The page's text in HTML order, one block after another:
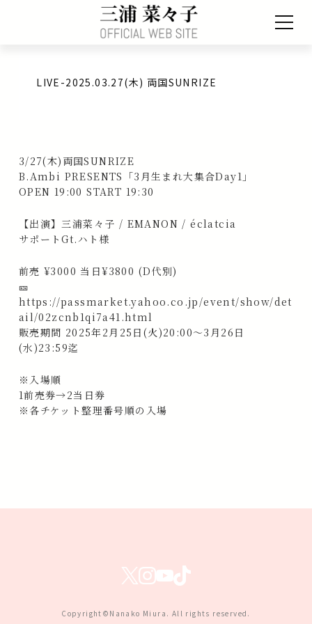
LIVE-2025.03.27(木) 両国SUNRIZE
3/27(木)両国SUNRIZE
B.Ambi PRESENTS「3月生まれ大集合Day1」
OPEN 19:00 START 19:30
【出演】三浦菜々子 / EMANON / éclatcia
サポートGt.ハト様
前売 ¥3000 当日¥3800 (D代別)
🎫
https://passmarket.yahoo.co.jp/event/show/det
ail/02zcnb1qi7a41.html
販売期間 2025年2月25日(火)20:00～3月26日
(水)23:59迄
※入場順
1前売券→2当日券
※各チケット整理番号順の入場
Copyright©Nanako Miura. All rights reserved.